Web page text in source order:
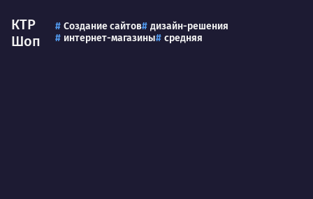
КТР
Шоп
Создание сайтов
дизайн-решения
интернет-магазины
средняя